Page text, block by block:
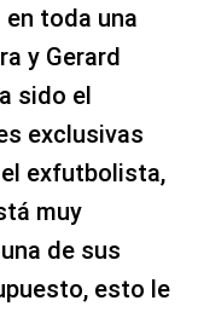
toda una
y Gerard
sido el
exclusivas
exfutbolista,
muy
de sus
esto le